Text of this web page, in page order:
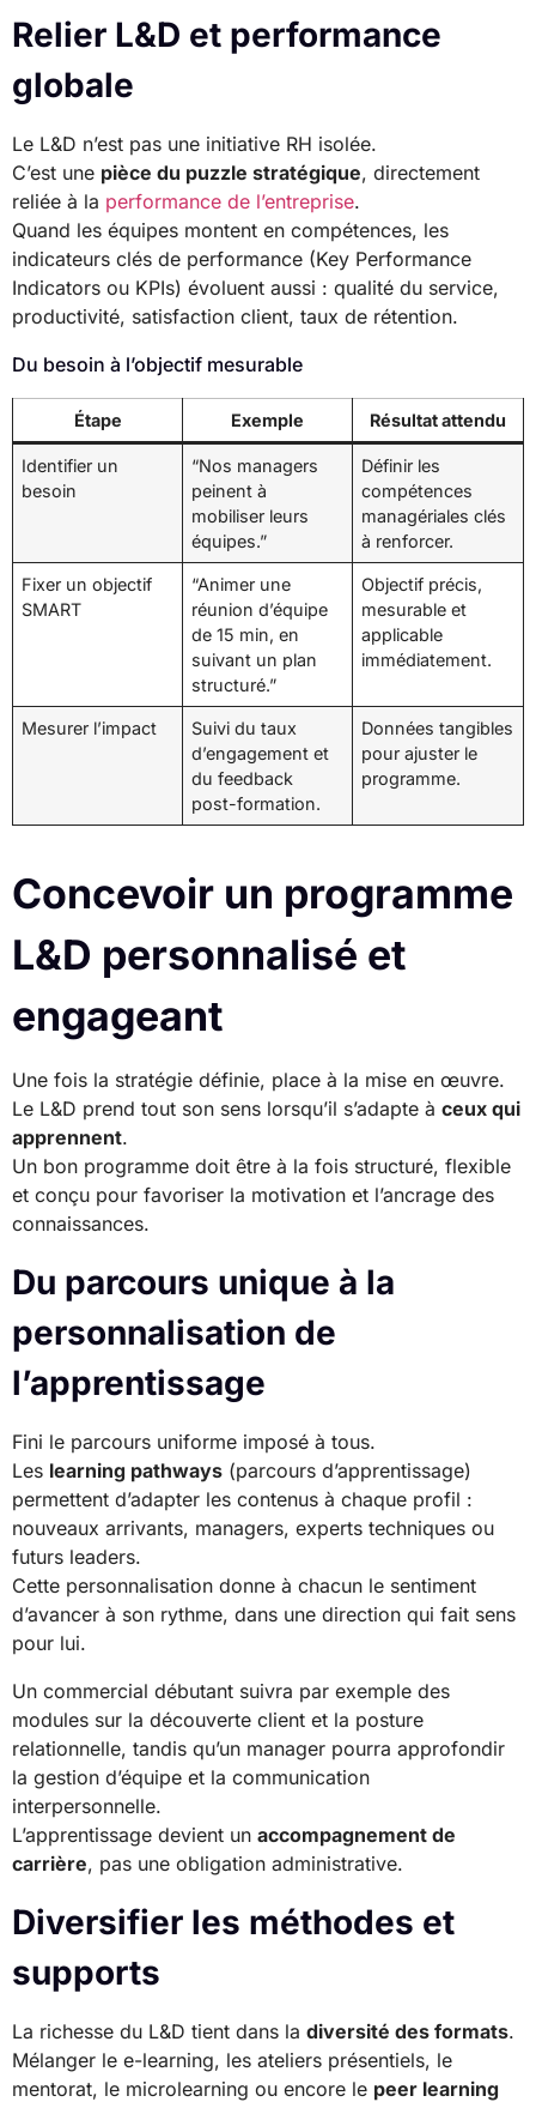
Relier L&D et performance
globale
Le L&D n’est pas une initiative RH isolée.
C’est une pièce du puzzle stratégique, directement
reliée à la performance de l’entreprise.
Quand les équipes montent en compétences, les
indicateurs clés de performance (Key Performance
Indicators ou KPIs) évoluent aussi : qualité du service,
productivité, satisfaction client, taux de rétention.
Du besoin à l’objectif mesurable
Étape Exemple Résultat attendu
Identifier un
besoin
“Nos managers
peinent à
mobiliser leurs
équipes.”
Définir les
compétences
managériales clés
à renforcer.
Fixer un objectif
SMART
“Animer une
réunion d’équipe
de 15 min, en
suivant un plan
structuré.”
Objectif précis,
mesurable et
applicable
immédiatement.
Mesurer l’impact
Suivi du taux
d’engagement et
du feedback
post-formation.
Données tangibles
pour ajuster le
programme.
Concevoir un programme
L&D personnalisé et
engageant
Une fois la stratégie définie, place à la mise en œuvre.
Le L&D prend tout son sens lorsqu’il s’adapte à ceux qui
apprennent.
Un bon programme doit être à la fois structuré, flexible
et conçu pour favoriser la motivation et l’ancrage des
connaissances.
Du parcours unique à la
personnalisation de
l’apprentissage
Fini le parcours uniforme imposé à tous.
Les learning pathways (parcours d’apprentissage)
permettent d’adapter les contenus à chaque profil :
nouveaux arrivants, managers, experts techniques ou
futurs leaders.
Cette personnalisation donne à chacun le sentiment
d’avancer à son rythme, dans une direction qui fait sens
pour lui.
Un commercial débutant suivra par exemple des
modules sur la découverte client et la posture
relationnelle, tandis qu’un manager pourra approfondir
la gestion d’équipe et la communication
interpersonnelle.
L’apprentissage devient un accompagnement de
carrière, pas une obligation administrative.
Diversifier les méthodes et
supports
La richesse du L&D tient dans la diversité des formats.
Mélanger le e-learning, les ateliers présentiels, le
mentorat, le microlearning ou encore le peer learning